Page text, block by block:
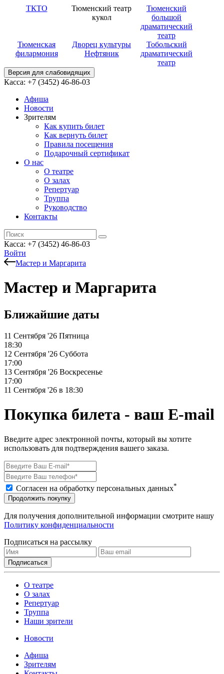
ТКТО
Тюменский театр
кукол
Тюменский
большой
драматический
театр
Тюменская
филармония
Дворец культуры
Нефтяник
Тобольский
драматический
театр
Версия для слабовидящих
Касса: +7 (3452) 46-86-03
Афиша
Новости
Зрителям
Как купить билет
Как вернуть билет
Правила посещения
Подарочный сертификат
О нас
О театре
О залах
Репертуар
Труппа
Руководство
Контакты
Касса: +7 (3452) 46-86-03
Войти
Мастер и Маргарита
Мастер и Маргарита
Ближайшие даты
11 Сентября '26 Пятница
18:30
12 Сентября '26 Суббота
17:00
13 Сентября '26 Воскресенье
17:00
11 Сентября '26 в 18:30
Покупка билета - ваш E-mail
Введите адрес электронной почты, который вы хотите
использовать для подтверждения вашего заказа.
Согласен на обработку персональных данных*
Продолжить покупку
Для получения дополнительной информации смотрите нашу
Политику конфиденциальности
Подписаться на рассылку
О театре
О залах
Репертуар
Труппа
Наши зрители
Новости
Афиша
Зрителям